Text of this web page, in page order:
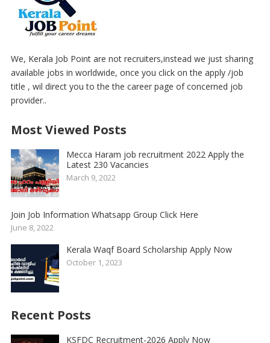
We, Kerala Job Point are not recruiters,instead we just sharing
available jobs in worldwide, once you click on the apply /job
title , wil direct you to the the career page of concerned job
provider..
Most Viewed Posts
Mecca Haram job recruitment 2022 Apply the
Latest 230 Vacancies
March 9, 2022
Join Job Information Whatsapp Group Click Here
June 8, 2022
Kerala Waqf Board Scholarship Apply Now
October 1, 2023
Recent Posts
KSFDC Recruitment-2026 Apply Now